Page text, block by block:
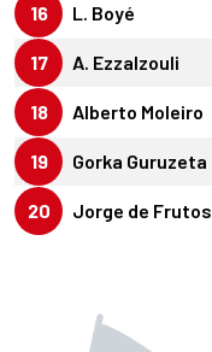
16 L. Boyé
17 A. Ezzalzouli
18 Alberto Moleiro
19 Gorka Guruzeta
20 Jorge de Frutos